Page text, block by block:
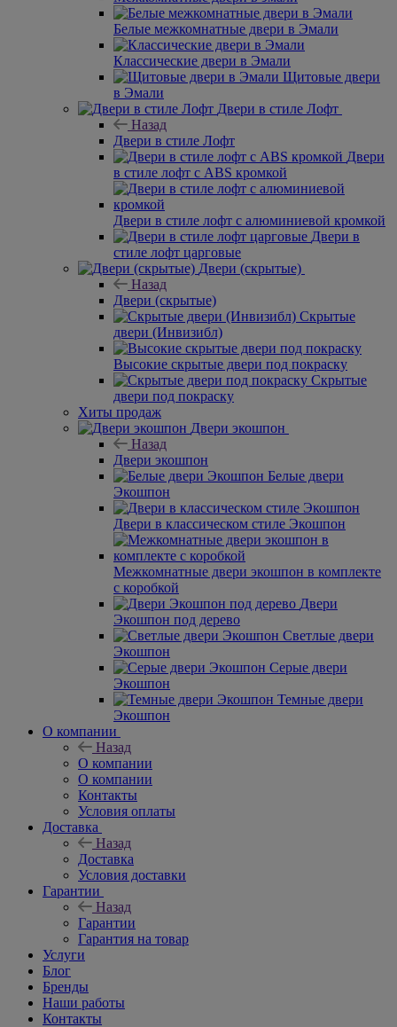
Белые межкомнатные двери в Эмали
Классические двери в Эмали
Щитовые двери
в Эмали
Двери в стиле Лофт
Назад
Двери в стиле Лофт
Двери
в стиле лофт с ABS кромкой
Двери в стиле лофт с алюминиевой кромкой
Двери в
стиле лофт царговые
Двери (скрытые)
Назад
Двери (скрытые)
Скрытые
двери (Инвизибл)
Высокие скрытые двери под покраску
Скрытые
двери под покраску
Хиты продаж
Двери экошпон
Назад
Двери экошпон
Белые двери
Экошпон
Двери в классическом стиле Экошпон
Межкомнатные двери экошпон в комплекте
с коробкой
Двери
Экошпон под дерево
Светлые двери
Экошпон
Серые двери
Экошпон
Темные двери
Экошпон
О компании
Назад
О компании
О компании
Контакты
Условия оплаты
Доставка
Назад
Доставка
Условия доставки
Гарантии
Назад
Гарантии
Гарантия на товар
Услуги
Блог
Бренды
Наши работы
Контакты